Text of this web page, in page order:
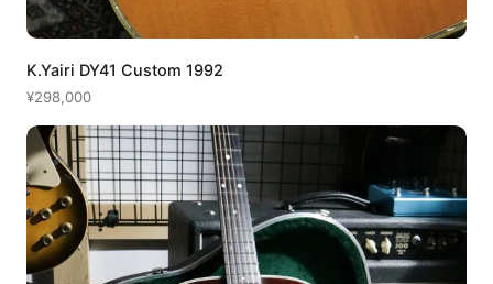
K.Yairi DY41 Custom 1992
¥298,000